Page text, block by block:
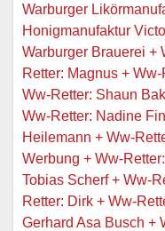
Warburger
Honigmanufaktur
Warburger Brauerei +
Retter: Magnus +
Ww-Retter: Shaun
Ww-Retter: Nadine
Heilemann + Ww-
Werbung + Ww-
Tobias Scherf + Ww-
Retter: Dirk + Ww-
Gerhard Asa Busch +